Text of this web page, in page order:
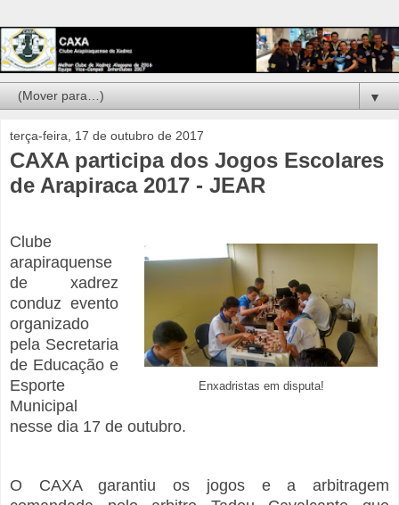
▼
terça-feira, 17 de outubro de 2017
CAXA participa dos Jogos Escolares
de Arapiraca 2017 - JEAR
Enxadristas em disputa!
Clube
arapiraquense
de xadrez
conduz evento
organizado
pela Secretaria
de Educação e
Esporte
Municipal
nesse dia 17 de outubro.
O CAXA garantiu os jogos e a arbitragem